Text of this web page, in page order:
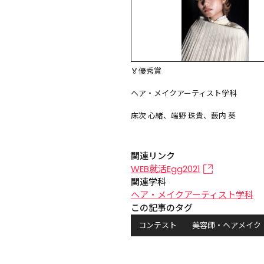
🏅優秀賞
ヘア・メイクアーティスト学科
床次 心緒、端野 珠貴、薮内 葵
関連リンク
WEB就活Egg2021
関連学科
ヘア・メイクアーティスト学科
この記事のタグ
コンテスト 美容師・ヘアメイク